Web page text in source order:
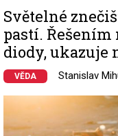
Světelné
pastí. Řešením
diody, ukazuje
VĚDA Stanislav
Image